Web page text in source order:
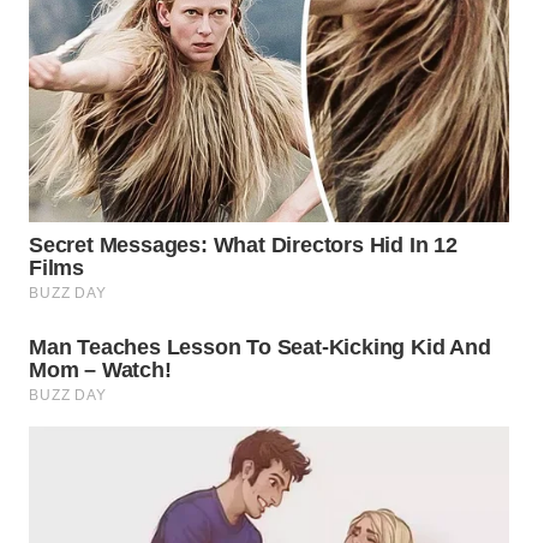
WN
PADANG
LAWAS
WN
SUMEDANG
WN
CIANJUR
WN
KEPULAUAN
SERIBU